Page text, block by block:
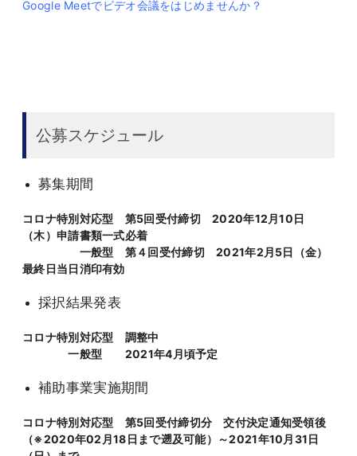
Google Meetでビデオ会議をはじめませんか？
公募スケジュール
募集期間
コロナ特別対応型 第5回受付締切 2020年12月10日
（木）申請書類一式必着
一般型 第４回受付締切 2021年2月5日（金）
最終日当日消印有効
採択結果発表
コロナ特別対応型 調整中
一般型 2021年4月頃予定
補助事業実施期間
コロナ特別対応型 第5回受付締切分 交付決定通知受領後
（※2020年02月18日まで遡及可能）～2021年10月31日